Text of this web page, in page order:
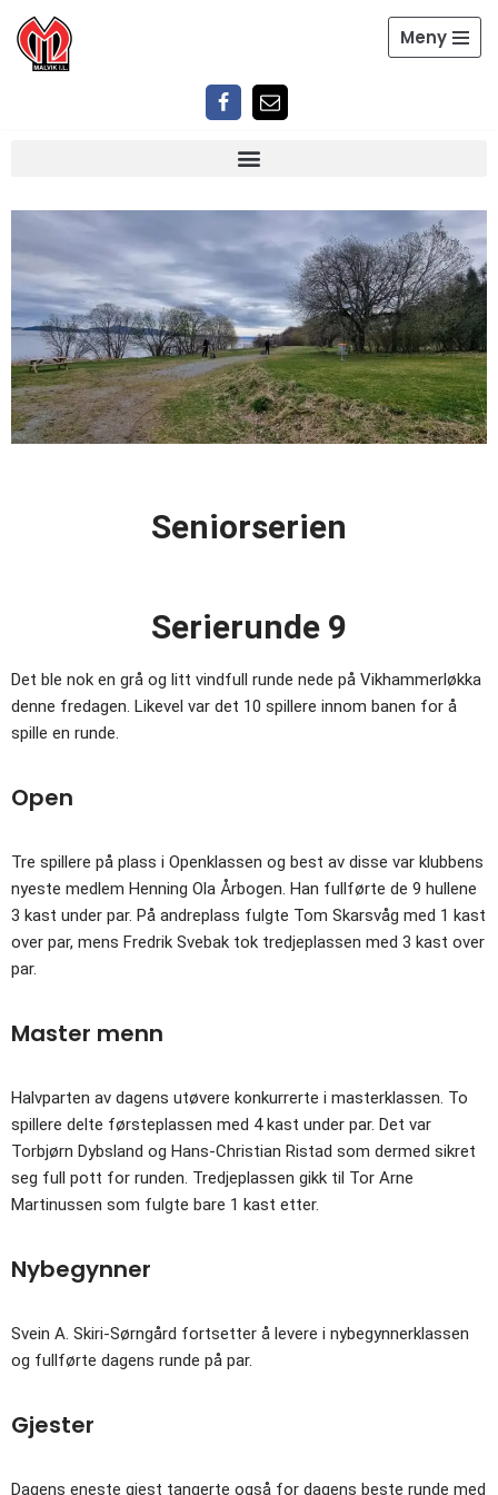
Hopp
Meny
Seniorserien
Serierunde 9
Det ble nok en grå og litt vindfull runde nede på Vikhammerløkka
denne fredagen. Likevel var det 10 spillere innom banen for å
spille en runde.
Open
Tre spillere på plass i Openklassen og best av disse var klubbens
nyeste medlem Henning Ola Årbogen. Han fullførte de 9 hullene
3 kast under par. På andreplass fulgte Tom Skarsvåg med 1 kast
over par, mens Fredrik Svebak tok tredjeplassen med 3 kast over
par.
Master menn
Halvparten av dagens utøvere konkurrerte i masterklassen. To
spillere delte førsteplassen med 4 kast under par. Det var
Torbjørn Dybsland og Hans-Christian Ristad som dermed sikret
seg full pott for runden. Tredjeplassen gikk til Tor Arne
Martinussen som fulgte bare 1 kast etter.
Nybegynner
Svein A. Skiri-Sørngård fortsetter å levere i nybegynnerklassen
og fullførte dagens runde på par.
Gjester
Dagens eneste gjest tangerte også for dagens beste runde med